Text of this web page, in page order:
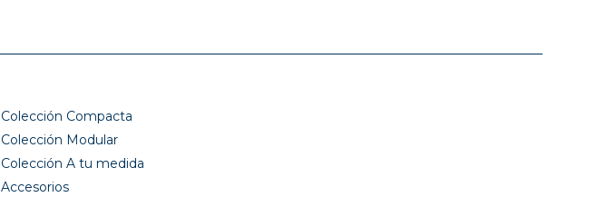
Colección Compacta
Colección Modular
Colección A tu medida
Accesorios